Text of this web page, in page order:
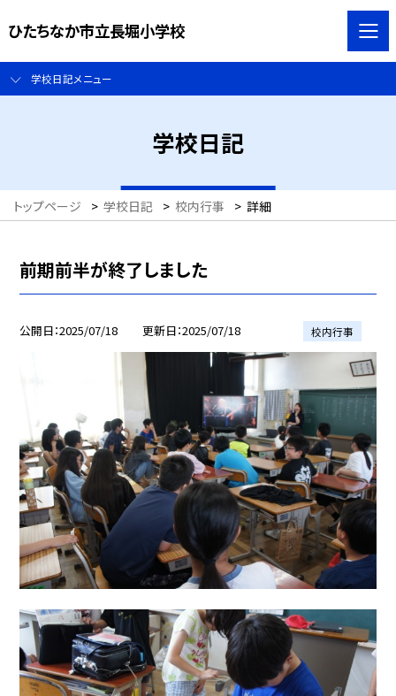
ひたちなか市立長堀小学校
学校日記メニュー
学校日記
トップページ > 学校日記 > 校内行事 > 詳細
前期前半が終了しました
公開日 2025/07/18 更新日 2025/07/18 校内行事